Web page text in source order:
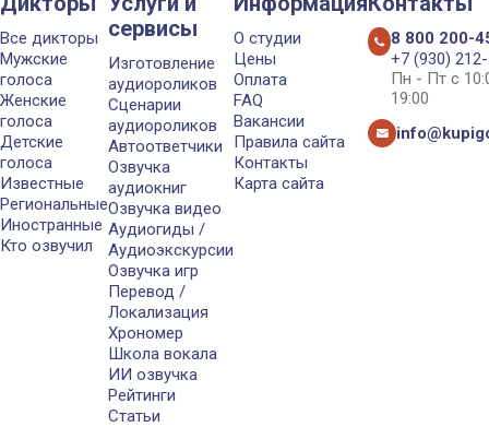
Все дикторы
Мужские
голоса
Женские
голоса
Детские
голоса
Известные
Региональные
Иностранные
Кто озвучил
сервисы
Изготовление
аудиороликов
Сценарии
аудиороликов
Автоответчики
Озвучка
аудиокниг
Озвучка видео
Аудиогиды /
Аудиоэкскурсии
Озвучка игр
Перевод /
Локализация
Хрономер
Школа вокала
ИИ озвучка
Рейтинги
Статьи
О студии
Цены
Оплата
FAQ
Вакансии
Правила сайта
Контакты
Карта сайта
8 800 200-
+7 (930)
Пн - Пт с
19:00